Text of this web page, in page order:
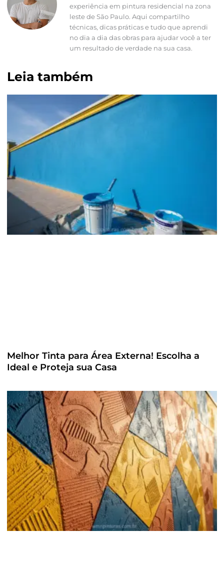
experiência em pintura residencial na zona
leste de São Paulo. Aqui compartilho
técnicas, dicas práticas e tudo que aprendi
no dia a dia das obras para ajudar você a ter
um resultado de verdade na sua casa.
Leia também
Melhor Tinta para Área Externa! Escolha a
Ideal e Proteja sua Casa